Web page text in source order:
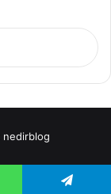
nedirblog